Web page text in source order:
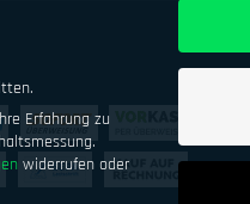
Erfahrung zu
widerrufen oder